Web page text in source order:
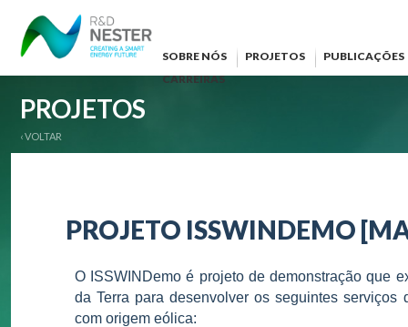
SOBRE NÓS PROJETOS
PUBLICAÇÕES
CARREIRAS
PROJETOS
‹ VOLTAR
PROJETO ISSWINDEMO
O ISSWINDemo é projeto de demonstração que
da Terra para desenvolver os seguintes
com origem eólica: